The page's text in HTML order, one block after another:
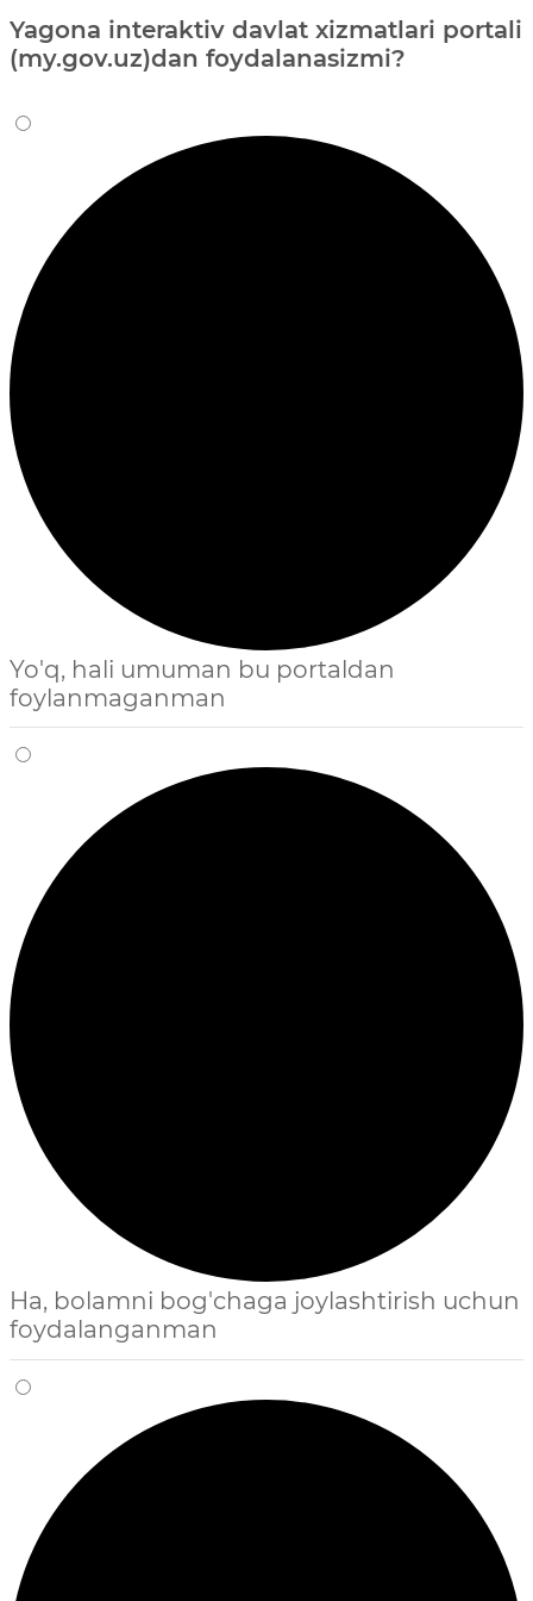
Yagona interaktiv davlat xizmatlari portali
(my.gov.uz)dan foydalanasizmi?
Yo'q, hali umuman bu portaldan
foylanmaganman
Ha, bolamni bog'chaga joylashtirish uchun
foydalanganman